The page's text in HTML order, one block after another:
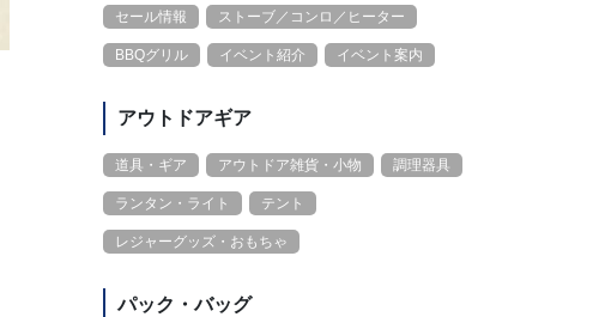
セール情報 ストーブ／コンロ／ヒーター
BBQグリル イベント紹介 イベント案内
アウトドアギア
道具・ギア アウトドア雑貨・小物 調理器具
ランタン・ライト テント
レジャーグッズ・おもちゃ
パック・バッグ